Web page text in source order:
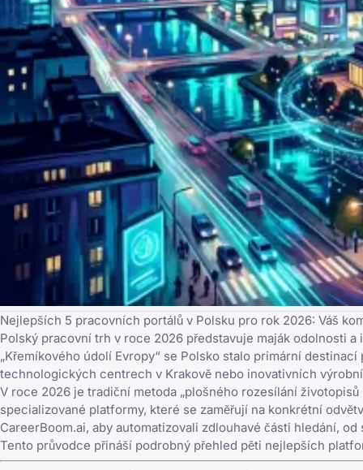
Nejlepších 5 pracovních portálů v Polsku pro rok 2026: Váš
Polský pracovní trh v roce 2026 představuje maják odolnosti
„Křemíkového údolí Evropy“ se Polsko stalo primární
technologických centrech v Krakově nebo inovativních
V roce 2026 je tradiční metoda „plošného rozesílání
specializované platformy, které se zaměřují na konkrétní
CareerBoom.ai, aby automatizovali zdlouhavé části hledání,
Tento průvodce přináší podrobný přehled pěti nejlepších